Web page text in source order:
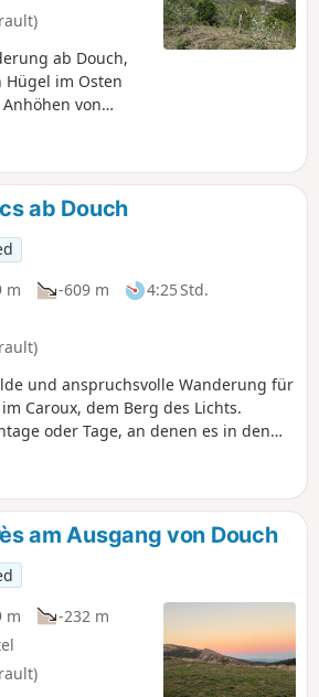
ab Douch,
im Osten
von
Berge und
zum Meer.
Hälfte
Markierungen,
und
folgen. Dies
spielerischen
eines
dass dabei die
verlaufen.
ab Douch
m -609 m
4:25 Std.
und anspruchsvolle Wanderung für
Caroux, dem Berg des Lichts.
oder Tage, an denen es in den
Sie diese Wanderung unternehmen.
am Ausgang von Douch
m
-232 m